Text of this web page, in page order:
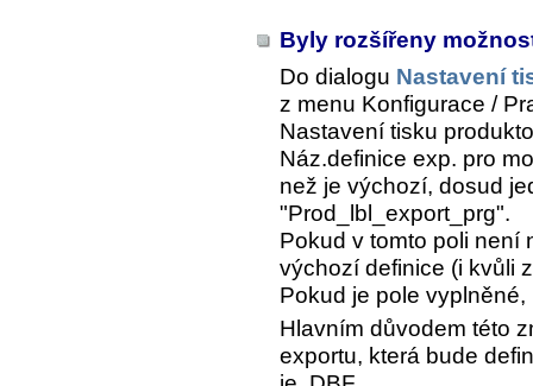
Byly rozšířeny
Do dialogu Nastavení
z menu Konfigurace /
Nastavení tisku
Náz.definice exp. pro
než je výchozí, dosud
"Prod_lbl_export_prg".
Pokud v tomto poli není
výchozí definice (i kvůli
Pokud je pole
Hlavním důvodem této
exportu, která bude